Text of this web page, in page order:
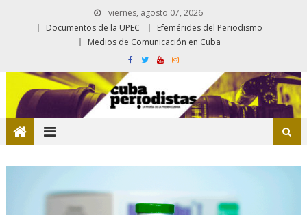
viernes, agosto 07, 2026
Documentos de la UPEC
Efemérides del Periodismo
Medios de Comunicación en Cuba